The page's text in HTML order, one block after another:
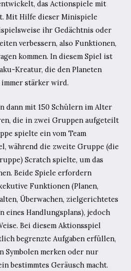
das Actionspiele mit
Mit Hilfe dieser Minispiele
ihr Gedächtnis oder
verbessern, also Funktionen,
kommen. In diesem Spiel ist
Kreatur, die den Planeten
stärker wird.
dann mit 150 Schülern im Alter
die in zwei Gruppen aufgeteilt
spielte ein vom Team
während die zweite Gruppe (die
Scratch spielte, um das
Beide Spiele erfordern
Funktionen (Planen,
Überwachen, zielgerichtetes
eines Handlungsplans), jedoch
Bei diesem Aktionsspiel
begrenzte Aufgaben erfüllen,
Symbolen merken oder nur
bestimmtes Geräusch macht.